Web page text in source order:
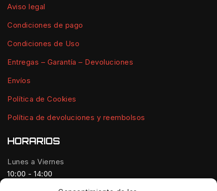
Aviso legal
Condiciones de pago
Condiciones de Uso
Entregas – Garantía – Devoluciones
Envíos
Política de Cookies
Política de devoluciones y reembolsos
HORARIOS
Lunes a Viernes
10:00 - 14:00